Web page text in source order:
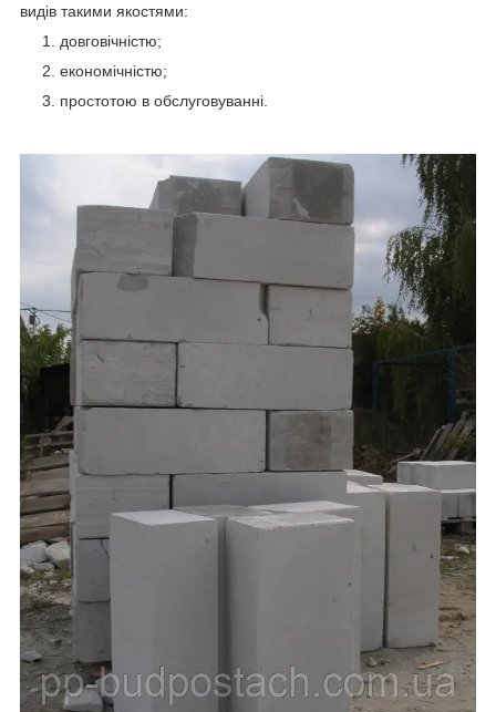
видів такими якостями:
довговічністю;
економічністю;
простотою в обслуговуванні.